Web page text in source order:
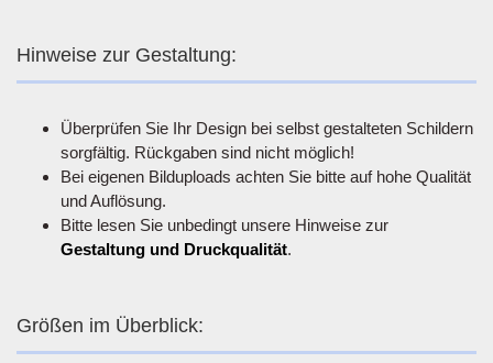
Hinweise zur Gestaltung:
Überprüfen Sie Ihr Design bei selbst gestalteten Schildern
sorgfältig. Rückgaben sind nicht möglich!
Bei eigenen Bilduploads achten Sie bitte auf hohe Qualität
und Auflösung.
Bitte lesen Sie unbedingt unsere Hinweise zur
Gestaltung und Druckqualität.
Größen im Überblick: